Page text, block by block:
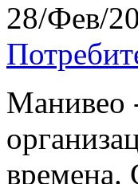
28/Фев/
Манивео
времена.